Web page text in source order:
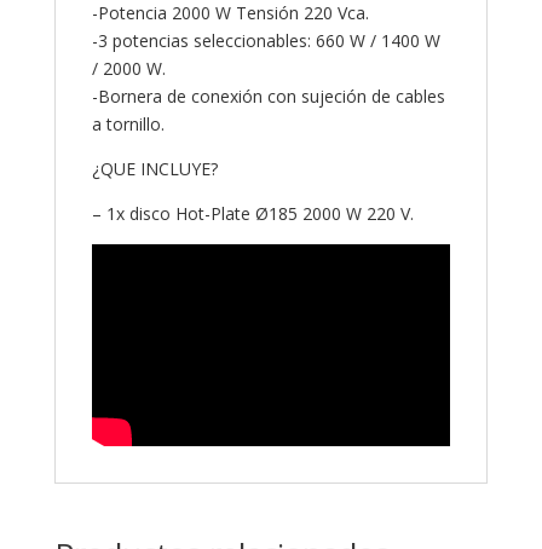
-Potencia 2000 W Tensión 220 Vca.
-3 potencias seleccionables: 660 W / 1400 W
/ 2000 W.
-Bornera de conexión con sujeción de cables
a tornillo.
¿QUE INCLUYE?
– 1x disco Hot-Plate Ø185 2000 W 220 V.